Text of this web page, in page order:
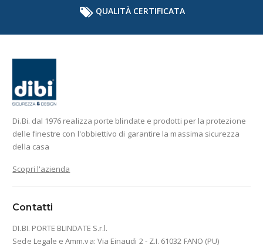
QUALITÀ CERTIFICATA
Di.Bi. dal 1976 realizza porte blindate e prodotti per la protezione
delle finestre con l'obbiettivo di garantire la massima sicurezza
della casa
Scopri l'azienda
Contatti
DI.BI. PORTE BLINDATE S.r.l.
Sede Legale e Amm.va: Via Einaudi 2 - Z.I. 61032 FANO (PU)